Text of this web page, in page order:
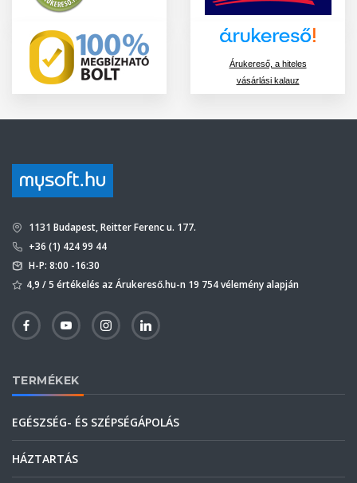
Árukereső, a hiteles
vásárlási kalauz
1131 Budapest, Reitter Ferenc u. 177.
+36 (1) 424 99 44
H-P: 8:00 -16:30
4,9 / 5 értékelés az Árukereső.hu-n 19 754 vélemény alapján
TERMÉKEK
EGÉSZSÉG- ÉS SZÉPSÉGÁPOLÁS
HÁZTARTÁS